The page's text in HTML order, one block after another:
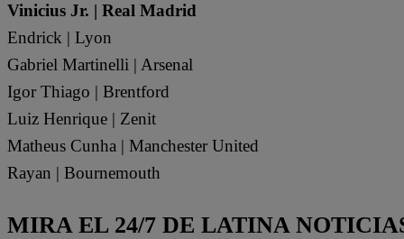
Vinicius Jr. | Real Madrid
Endrick | Lyon
Gabriel Martinelli | Arsenal
Igor Thiago | Brentford
Luiz Henrique | Zenit
Matheus Cunha | Manchester United
Rayan | Bournemouth
MIRA EL 24/7 DE LATINA